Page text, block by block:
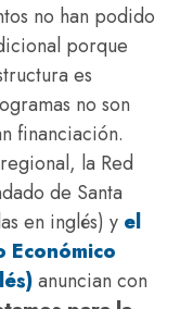
no han podido
porque
es
no son
financiación.
la Red
de Santa
en inglés) y el
Económico
anuncian con